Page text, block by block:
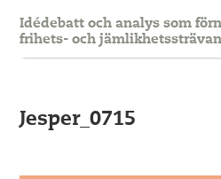
Idédebatt och analys som
frihets- och jämlikhetssträvan
Jesper_0715